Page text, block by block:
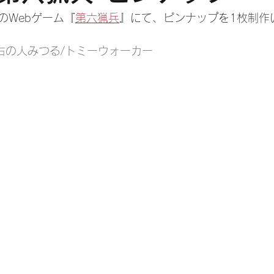
Webゲーム『第六猟兵 』にて、ピンナップを1枚制作
の人みつる/トミーウォーカー